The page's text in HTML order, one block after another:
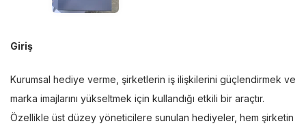
Giriş
Kurumsal hediye verme, şirketlerin iş ilişkilerini güçlendirmek ve
marka imajlarını yükseltmek için kullandığı etkili bir araçtır.
Özellikle üst düzey yöneticilere sunulan hediyeler, hem şirketin